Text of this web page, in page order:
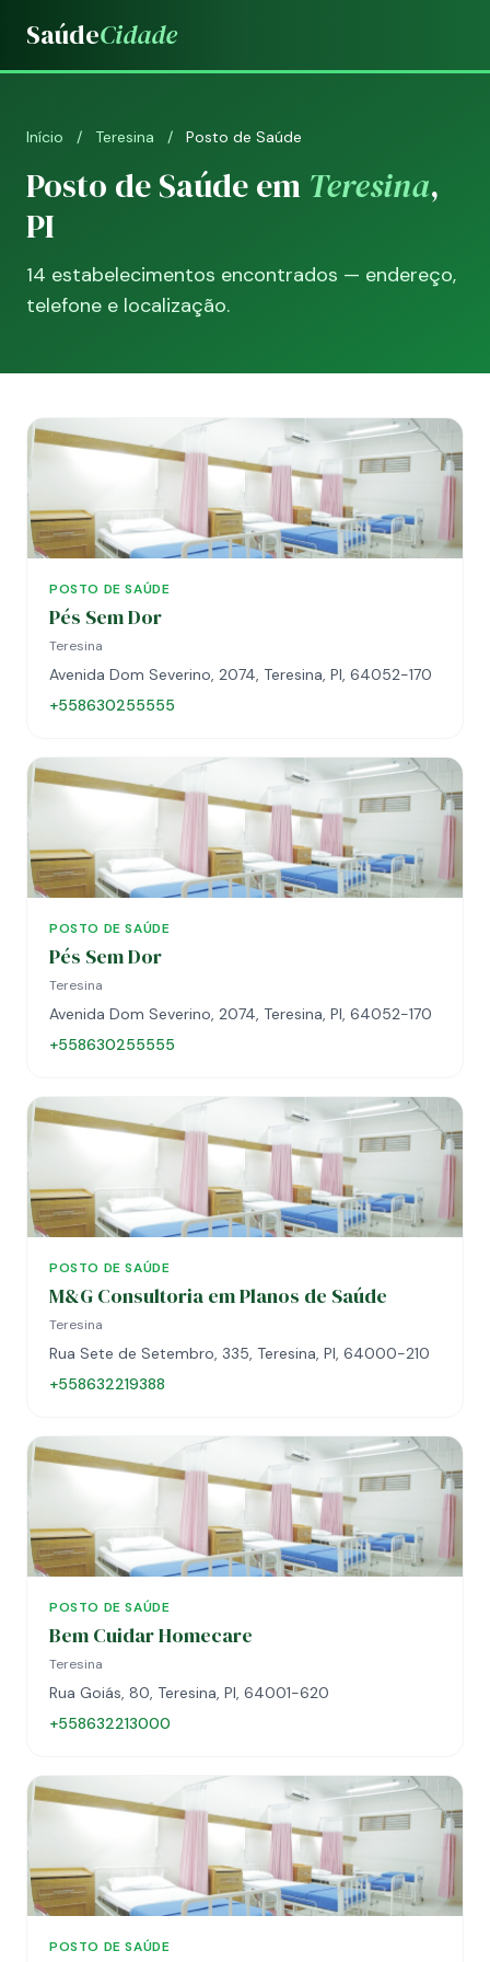
SaúdeCidade
Início / Teresina / Posto de Saúde
Posto de Saúde em Teresina,
PI
14 estabelecimentos encontrados — endereço,
telefone e localização.
POSTO DE SAÚDE
Pés Sem Dor
Teresina
Avenida Dom Severino, 2074, Teresina, PI, 64052-170
+558630255555
POSTO DE SAÚDE
Pés Sem Dor
Teresina
Avenida Dom Severino, 2074, Teresina, PI, 64052-170
+558630255555
POSTO DE SAÚDE
M&G Consultoria em Planos de Saúde
Teresina
Rua Sete de Setembro, 335, Teresina, PI, 64000-210
+558632219388
POSTO DE SAÚDE
Bem Cuidar Homecare
Teresina
Rua Goiás, 80, Teresina, PI, 64001-620
+558632213000
POSTO DE SAÚDE